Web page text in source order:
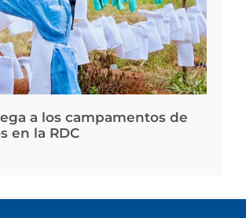
a los campamentos de
en la RDC